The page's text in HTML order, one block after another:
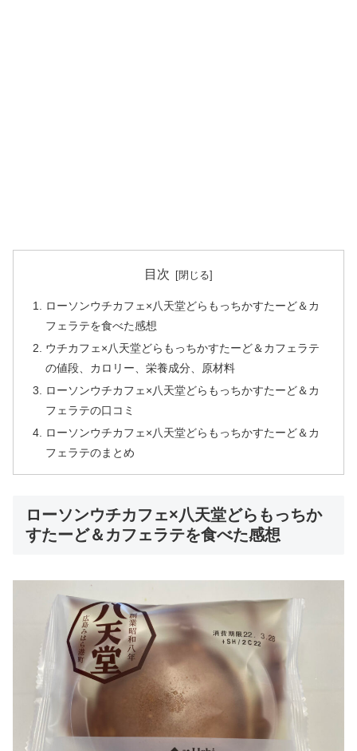
目次
ローソンウチカフェ×八天堂どらもっちかすたーど＆カ
フェラテを食べた感想
ウチカフェ×八天堂どらもっちかすたーど＆カフェラテ
の値段、カロリー、栄養成分、原材料
ローソンウチカフェ×八天堂どらもっちかすたーど＆カ
フェラテの口コミ
ローソンウチカフェ×八天堂どらもっちかすたーど＆カ
フェラテのまとめ
ローソンウチカフェ×八天堂どらもっちか
すたーど＆カフェラテを食べた感想